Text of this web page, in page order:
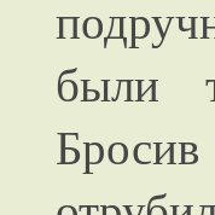
были